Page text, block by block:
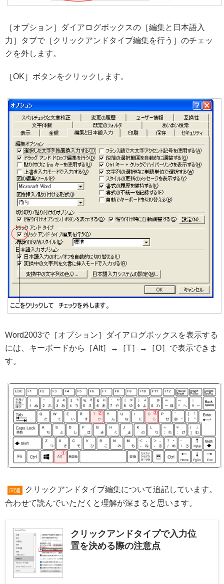
［オプション］ダイアログボックスの［編集と日本語入
力］タブで［クリックアンドタイプ編集を行う］のチェッ
クを外します。
［OK］ボタンをクリックします。
Word2003で［オプション］ダイアログボックスを表示する
には、キーボードから［Alt］→［T］→［O］で表示できま
す。
関連
クリックアンドタイプ編集について追記しています。
合わせて読んでいただくと理解が深まると思います。
クリックアンドタイプで入力位
置を決める際の注意点